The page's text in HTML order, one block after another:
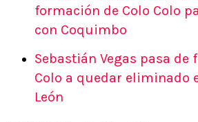
formación de Colo Colo
con Coquimbo
Sebastián Vegas pasa de
Colo a quedar eliminado
León